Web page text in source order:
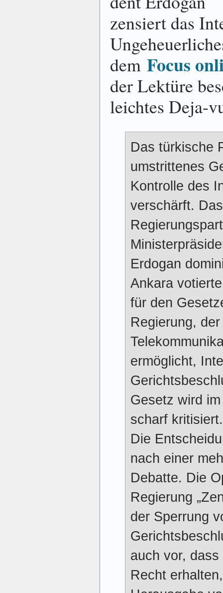
zensiert das
dem Focus
der Lektüre
leichtes Deja-
Das türkische
umstrittenes
Kontrolle des
verschärft.
Erdogan
Ankara
für den
Regierung,
ermöglicht,
Gesetz wird
scharf kritisiert.
Die
nach einer
Debatte. Die
Regierung
der Sperrung
auch vor,
Recht